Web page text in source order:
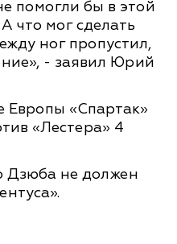
помогли бы в этой
что мог сделать
ног пропустил,
- заявил Юрий
«Спартак»
«Лестера» 4
Дзюба не должен